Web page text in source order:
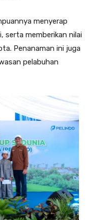
menyerap
serta memberikan nilai
Penanaman ini juga
pelabuhan